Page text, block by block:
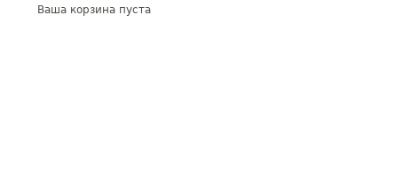
Ваша корзина пуста